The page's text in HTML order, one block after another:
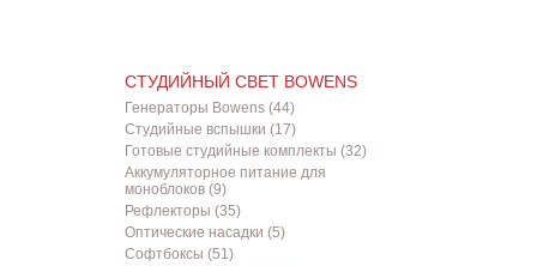
СТУДИЙНЫЙ СВЕТ BOWENS
Генераторы Bowens (44)
Студийные вспышки (17)
Готовые студийные комплекты (32)
Аккумуляторное питание для
моноблоков (9)
Рефлекторы (35)
Оптические насадки (5)
Софтбоксы (51)